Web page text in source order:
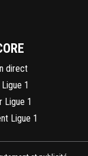
direct
1
Ligue 1
Ligue 1